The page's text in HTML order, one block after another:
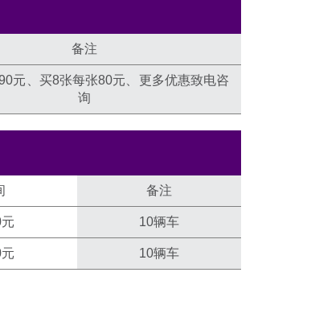
备注
元、买8张每张80元、更多优惠致电咨
询
备注
10辆车
10辆车